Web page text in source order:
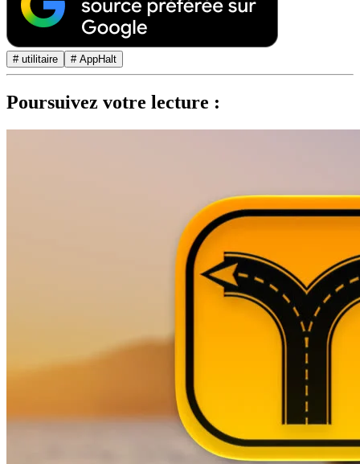
# utilitaire # AppHalt
Poursuivez votre lecture :